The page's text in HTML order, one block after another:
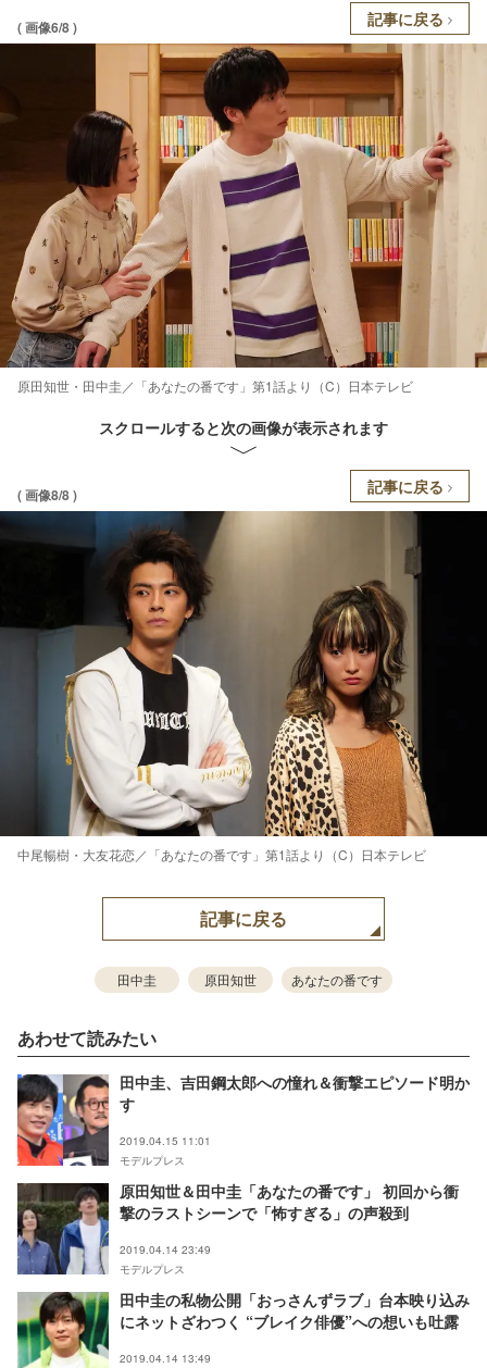
( 画像6/8 ) 記事に戻る
原田知世・田中圭／「あなたの番です」第1話より（C）日本テレビ
スクロールすると次の画像が表示されます
( 画像8/8 ) 記事に戻る
中尾暢樹・大友花恋／「あなたの番です」第1話より（C）日本テレビ
記事に戻る
田中圭 原田知世 あなたの番です
あわせて読みたい
田中圭、吉田鋼太郎への憧れ＆衝撃エピソード明か
す
2019.04.15 11:01
モデルプレス
原田知世＆田中圭「あなたの番です」 初回から衝
撃のラストシーンで「怖すぎる」の声殺到
2019.04.14 23:49
モデルプレス
田中圭の私物公開「おっさんずラブ」台本映り込み
にネットざわつく “ブレイク俳優”への想いも吐露
2019.04.14 13:49